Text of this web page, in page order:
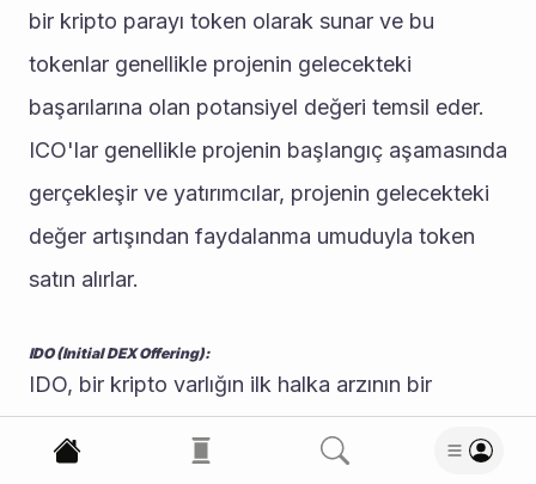
bir kripto parayı token olarak sunar ve bu
tokenlar genellikle projenin gelecekteki
başarılarına olan potansiyel değeri temsil eder.
ICO'lar genellikle projenin başlangıç aşamasında
gerçekleşir ve yatırımcılar, projenin gelecekteki
değer artışından faydalanma umuduyla token
satın alırlar.
IDO (Initial DEX Offering):
IDO, bir kripto varlığın ilk halka arzının bir
borsalarda (DEX) gerçekleşir. IDO'lar, projenin